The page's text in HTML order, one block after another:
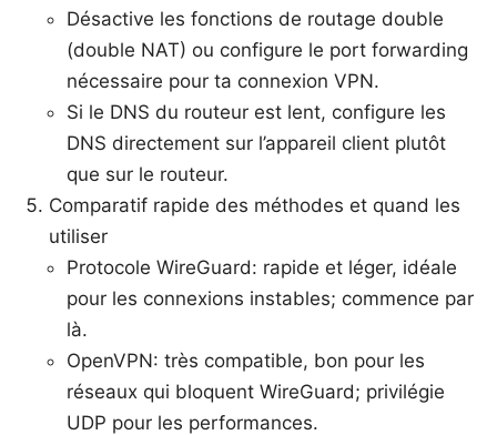
Désactive les fonctions de routage double
(double NAT) ou configure le port forwarding
nécessaire pour ta connexion VPN.
Si le DNS du routeur est lent, configure les
DNS directement sur l’appareil client plutôt
que sur le routeur.
Comparatif rapide des méthodes et quand les
utiliser
Protocole WireGuard: rapide et léger, idéale
pour les connexions instables; commence par
là.
OpenVPN: très compatible, bon pour les
réseaux qui bloquent WireGuard; privilégie
UDP pour les performances.